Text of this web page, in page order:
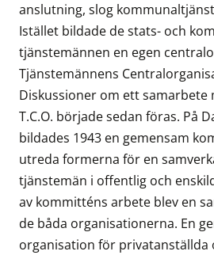
anslutning, slog
Istället bildade de stats- och
tjänstemännen en egen
Tjänstemännens
Diskussioner om ett samarbete
T.C.O. började sedan föras. På
bildades 1943 en gemensam
utreda formerna för en
tjänstemän i offentlig och
av kommitténs arbete blev en
de båda organisationerna. En
organisation för privatanställda